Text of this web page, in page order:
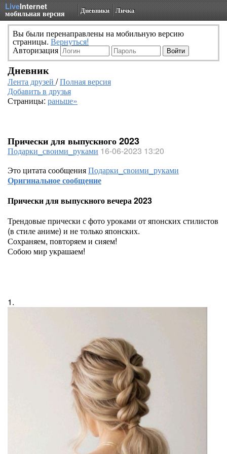
LiveInternet
мобильная версия Дневники Личка
Вы были перенаправлены на мобильную версию
страницы. Вернуться!
Авторизация
Дневник
Лента друзей /Полная версия
Добавить в друзья
Страницы: раньше»
Прически для выпускного 2023
Подарки_своими_руками 16-06-2023 13:20
Это цитата сообщенияПодарки_своими_руками
Оригинальное сообщение
Прически для выпускного вечера 2023
Трендовые прически с фото уроками от японских стилистов
(в стиле аниме) и не только японских.
Сохраняем, повторяем и сияем!
Собою мир украшаем!
1.